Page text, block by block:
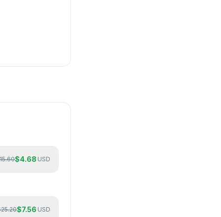
15.60$4.68 USD
25.20$7.56 USD